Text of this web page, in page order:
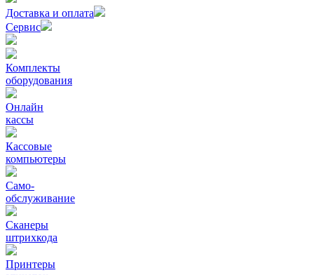
Доставка и оплата
Сервис
Комплекты
оборудования
Онлайн
кассы
Кассовые
компьютеры
Само-
обслуживание
Сканеры
штрихкода
Принтеры